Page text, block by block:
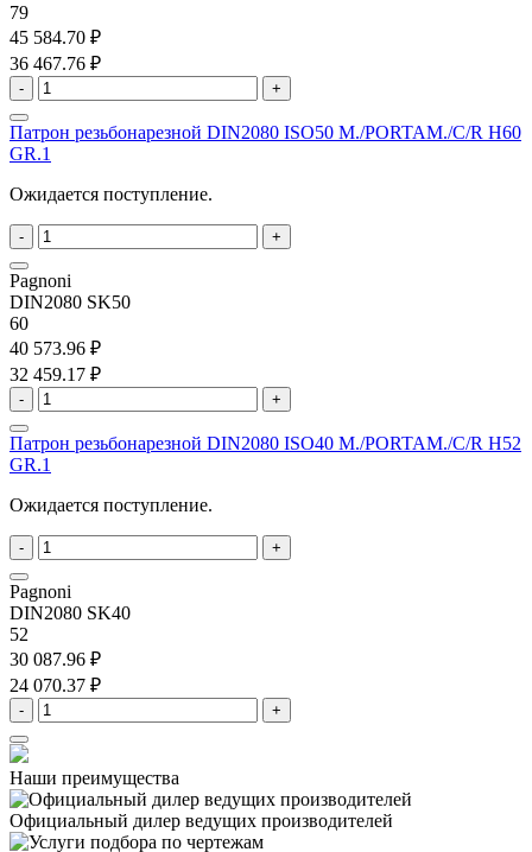
79
45 584.70 ₽
36 467.76 ₽
- +
Патрон резьбонарезной DIN2080 ISO50 M./PORTAM./C/R H60
GR.1
Ожидается поступление.
- +
Pagnoni
DIN2080 SK50
60
40 573.96 ₽
32 459.17 ₽
- +
Патрон резьбонарезной DIN2080 ISO40 M./PORTAM./C/R H52
GR.1
Ожидается поступление.
- +
Pagnoni
DIN2080 SK40
52
30 087.96 ₽
24 070.37 ₽
- +
Наши преимущества
Официальный дилер ведущих производителей